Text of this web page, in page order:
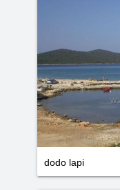
dodo lapi